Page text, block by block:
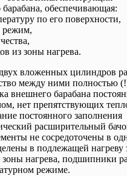
обеспечивающая:
по его поверхности,
режим,
из зоны нагрева.
вложенных цилиндров
между ними полностью
внешнего барабана
нет препятствующих
постоянного заполнения
расширительный
не сосредоточены в
в подлежащей нагреву
зоны нагрева, подшипники
режиме.